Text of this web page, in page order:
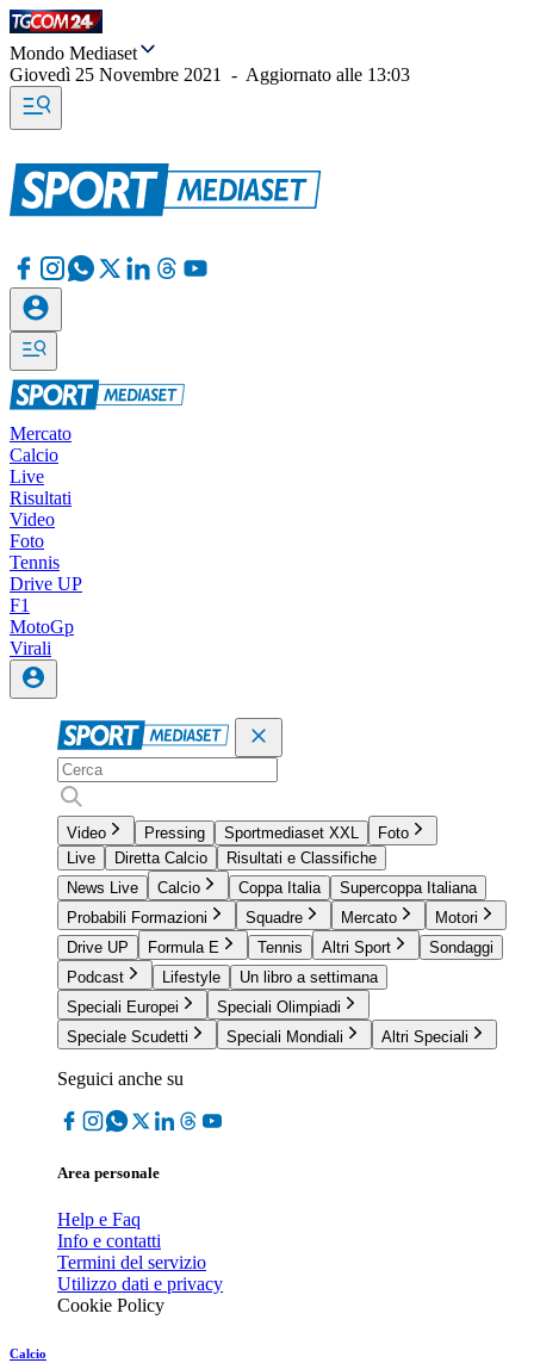
Mondo Mediaset
Giovedì 25 Novembre 2021
- Aggiornato alle 13:03
Mercato
Calcio
Live
Risultati
Video
Foto
Tennis
Drive UP
F1
MotoGp
Virali
Video Pressing Sportmediaset XXL
Foto
Live
Diretta Calcio
Risultati e Classifiche
News Live
Calcio Coppa Italia
Supercoppa Italiana
Probabili Formazioni
Squadre Mercato
Motori
Drive UP
Formula E Tennis Altri Sport
Sondaggi
Podcast
Lifestyle
Un libro a settimana
Speciali Europei
Speciali Olimpiadi
Speciale Scudetti
Speciali Mondiali Altri Speciali
Seguici anche su
Area personale
Help e Faq
Info e contatti
Termini del servizio
Utilizzo dati e privacy
Cookie Policy
Calcio